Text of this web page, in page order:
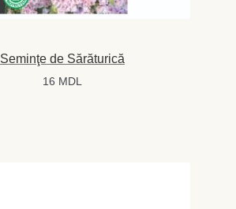
Seminţe de Sărăturică
16 MDL